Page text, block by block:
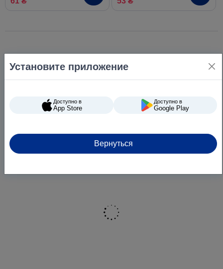
Установите приложение
Доступно в
App Store
Доступно в
Google Play
Вернуться